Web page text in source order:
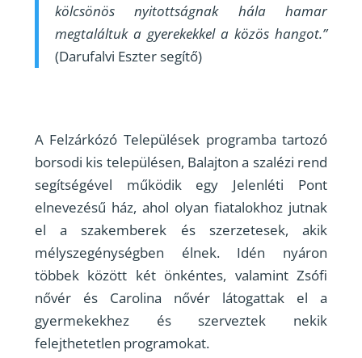
kölcsönös nyitottságnak hála hamar
megtaláltuk a gyerekekkel a közös hangot.”
(Darufalvi Eszter segítő)
A Felzárkózó Települések programba tartozó
borsodi kis településen, Balajton a szalézi rend
segítségével működik egy Jelenléti Pont
elnevezésű ház, ahol olyan fiatalokhoz jutnak
el a szakemberek és szerzetesek, akik
mélyszegénységben élnek. Idén nyáron
többek között két önkéntes, valamint Zsófi
nővér és Carolina nővér látogattak el a
gyermekekhez és szerveztek nekik
felejthetetlen programokat.